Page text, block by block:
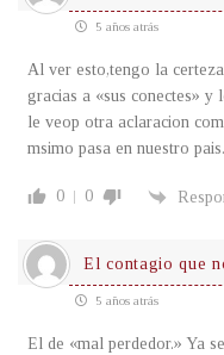
5 años atrás
Al ver esto,tengo la
gracias a «sus conectes» y
le veop otra aclaracion
msimo pasa en nuestro pais.
0 0
El contagio que
5 años atrás
El de «mal perdedor.» Ya